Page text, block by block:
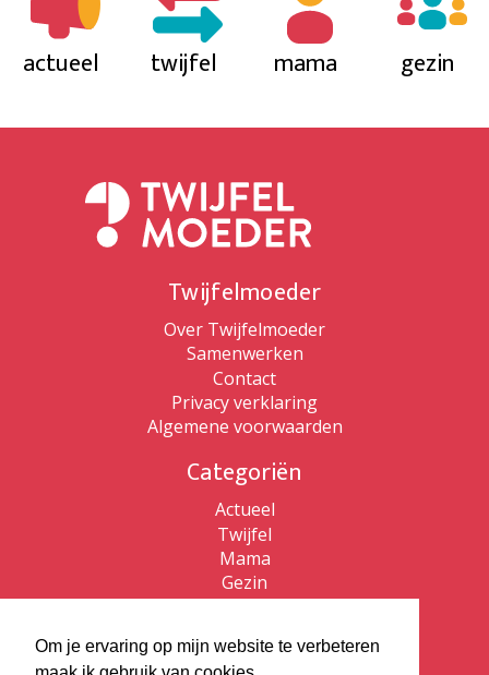
Om je ervaring op mijn website te verbeteren
actueel twijfel mama gezin
Twijfelmoeder
Over Twijfelmoeder
Samenwerken
Contact
Privacy verklaring
Algemene voorwaarden
Categoriën
Actueel
Twijfel
Mama
Gezin
Patricia de Ryck
Patricia de Ryck